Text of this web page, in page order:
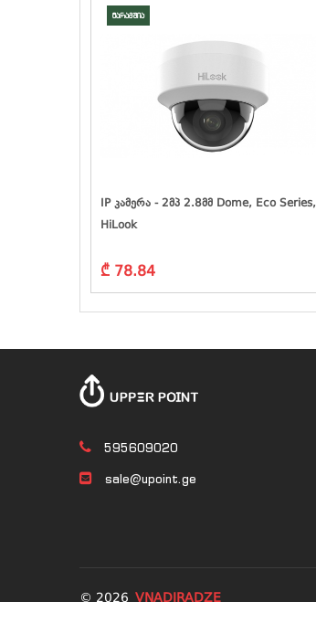
მარაგშია
IP Კამერა - 2მპ 2.8მმ Dome, Eco Series,
HiLook
₾ 78.84
595609020
sale@upoint.ge
© 2026 VNADIRADZE